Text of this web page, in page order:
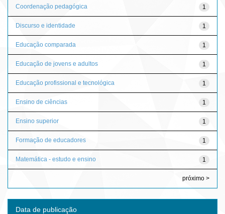
1
Coordenação pedagógica
1
Discurso e identidade
1
Educação comparada
1
Educação de jovens e adultos
1
Educação profissional e tecnológica
1
Ensino de ciências
1
Ensino superior
1
Formação de educadores
1
Matemática - estudo e ensino
próximo >
Data de publicação